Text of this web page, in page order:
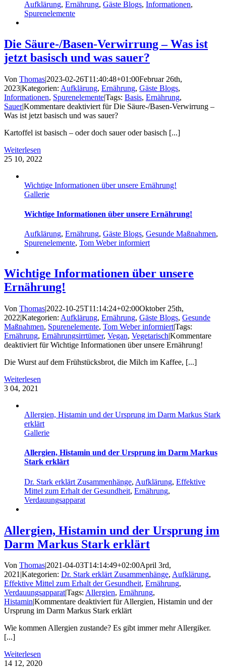
Aufklärung, Ernährung, Gäste Blogs, Informationen,
Spurenelemente
Die Säure-/Basen-Verwirrung – Was ist
jetzt basisch und was sauer?
Von Thomas|2023-02-26T11:40:48+01:00Februar 26th,
2023|Kategorien: Aufklärung, Ernährung, Gäste Blogs,
Informationen, Spurenelemente|Tags: Basis, Ernährung,
Sauer|Kommentare deaktiviert für Die Säure-/Basen-Verwirrung –
Was ist jetzt basisch und was sauer?
Kartoffel ist basisch – oder doch sauer oder basisch [...]
Weiterlesen
25 10, 2022
Wichtige Informationen über unsere Ernährung!
Gallerie
Wichtige Informationen über unsere Ernährung!
Aufklärung, Ernährung, Gäste Blogs, Gesunde Maßnahmen,
Spurenelemente, Tom Weber informiert
Wichtige Informationen über unsere
Ernährung!
Von Thomas|2022-10-25T11:14:24+02:00Oktober 25th,
2022|Kategorien: Aufklärung, Ernährung, Gäste Blogs, Gesunde
Maßnahmen, Spurenelemente, Tom Weber informiert|Tags:
Ernährung, Ernährungsirrtümer, Vegan, Vegetarisch|Kommentare
deaktiviert für Wichtige Informationen über unsere Ernährung!
Die Wurst auf dem Frühstücksbrot, die Milch im Kaffee, [...]
Weiterlesen
3 04, 2021
Allergien, Histamin und der Ursprung im Darm Markus Stark
erklärt
Gallerie
Allergien, Histamin und der Ursprung im Darm Markus
Stark erklärt
Dr. Stark erklärt Zusammenhänge, Aufklärung, Effektive
Mittel zum Erhalt der Gesundheit, Ernährung,
Verdauungsapparat
Allergien, Histamin und der Ursprung im
Darm Markus Stark erklärt
Von Thomas2021-04-03T14:14:49+02:00April 3rd,
2021 Kategorien: Dr. Stark erklärt Zusammenhänge, Aufklärung,
Effektive Mittel zum Erhalt der Gesundheit, Ernährung,
Verdauungsapparat|Tags: Allergien, Ernährung,
HistaminKommentare deaktiviertfür Allergien, Histamin und der
Ursprung im Darm Markus Stark erklärt
Wie kommen Allergien zustande? Es gibt immer mehr Allergiker.
[...]
Weiterlesen
14 12, 2020